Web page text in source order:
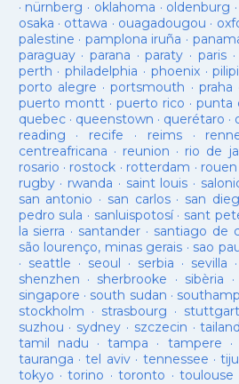
· nürnberg · oklahoma · oldenburg ·
osaka · ottawa · ouagadougou ·
palestine · pamplona iruña ·
paraguay· parana ·paraty · paris
perth ·philadelphia · phoenix·
porto alegre ·portsmouth ·praha
puerto montt· puerto rico ·punta
quebec· queenstown · querétaro ·
reading · recife · reims·
centreafricana · reunion · rio de
rosario · rostock · rotterdam · rouen
rugby· rwanda · saint louis ·
san antonio · san carlos· san
pedro sula · sanluispotosí· sant
la sierra · santander · santiago de
são lourenço, minas gerais · sao
· seattle · seoul · serbia · sevilla ·
shenzhen · sherbrooke · sibèria ·
singapore · south sudan ·
stockholm · strasbourg · stuttgart
suzhou · sydney · szczecin ·
tamil nadu ·tampa · tampere ·
tauranga ·tel aviv· tennessee ·
tokyo ·torino ·toronto ·toulouse